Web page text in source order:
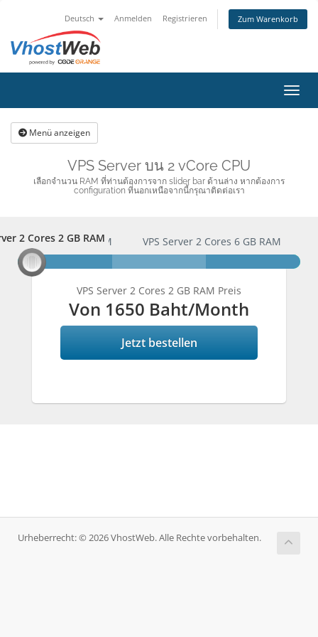
Deutsch Anmelden Registrieren Zum Warenkorb
Menü anzeigen
VPS Server บน 2 vCore CPU
เลือกจำนวน RAM ที่ท่านต้องการจาก slider bar ด้านล่าง หากต้องการ
configuration ที่นอกเหนือจากนี้กรุณาติดต่อเรา
here we go
2 Cores 2 GB RAM
2 Cores 2 GB RAM VPS Server 2 Cores 6 GB RAM
VPS Server 2 Cores 2 GB RAM Preis
Von 1650 Baht/Month
Jetzt bestellen
Urheberrecht: © 2026 VhostWeb. Alle Rechte vorbehalten.